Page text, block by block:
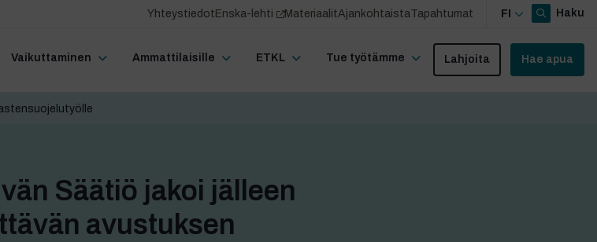
Vaikuttaminen Ammattilaisille ETKL Tue työtämme Lahjoita Hae apua
YhteystiedotEnska-lehti MateriaalitAjankohtaistaTapahtumat FI Haku
Säätiö jakoi jälleen
avustuksen